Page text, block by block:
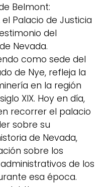
Belmont:
Palacio de Justicia
del
Nevada.
como sede del
de Nye, refleja la
en la región
XIX. Hoy en día,
recorrer el palacio
sobre su
de Nevada,
sobre los
de los
esa época.